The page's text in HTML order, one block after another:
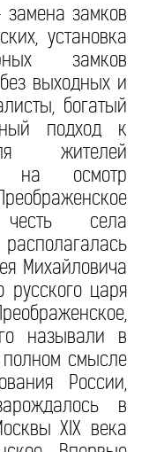
замков
установка
замков
выходных и
богатый
подход к
жителей
на осмотр
села
Михайловича
русского царя
называли в
полном смысле
России,
в
XIX века